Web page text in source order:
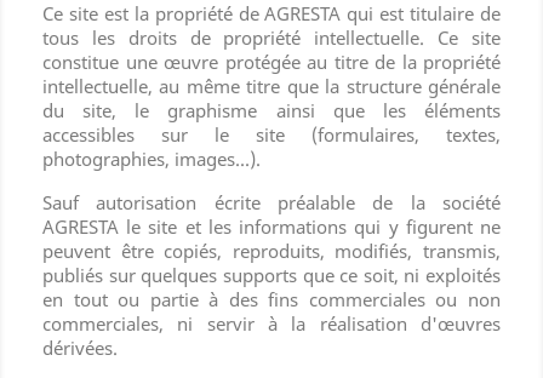
Ce site est la propriété de AGRESTA qui est titulaire de
tous les droits de propriété intellectuelle. Ce site
constitue une œuvre protégée au titre de la propriété
intellectuelle, au même titre que la structure générale
du site, le graphisme ainsi que les éléments
accessibles sur le site (formulaires, textes,
photographies, images...).
Sauf autorisation écrite préalable de la société
AGRESTA le site et les informations qui y figurent ne
peuvent être copiés, reproduits, modifiés, transmis,
publiés sur quelques supports que ce soit, ni exploités
en tout ou partie à des fins commerciales ou non
commerciales, ni servir à la réalisation d'œuvres
dérivées.